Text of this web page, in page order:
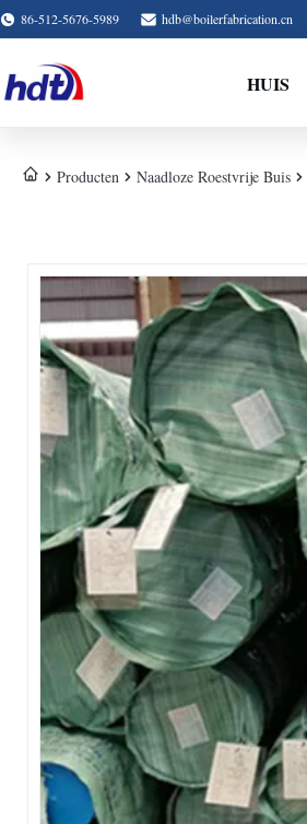
86-512-5676-5989 hdb@boilerfabrication.cn
HUIS
Producten Naadloze Roestvrije Buis